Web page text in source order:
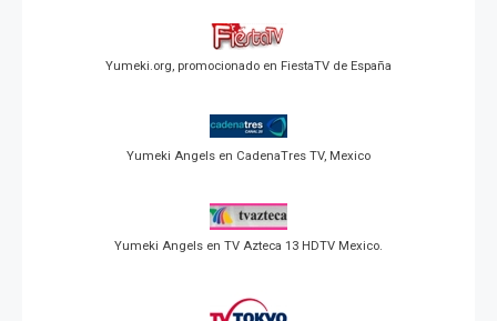
Yumeki.org, promocionado en FiestaTV de España
Yumeki Angels en CadenaTres TV, Mexico
Yumeki Angels en TV Azteca 13 HDTV Mexico.